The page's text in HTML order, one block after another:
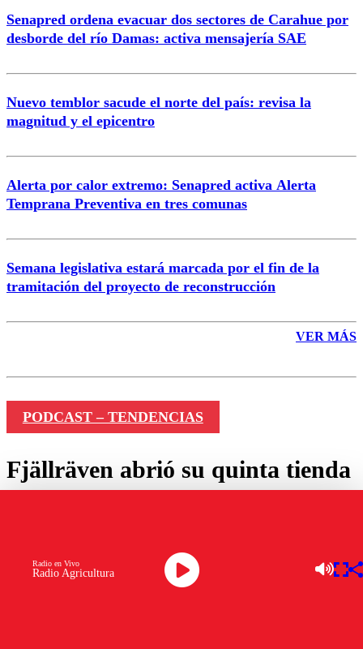
Correo
Senapred ordena evacuar dos sectores de Carahue por
desborde del río Damas: activa mensajería SAE
Nuevo temblor sacude el norte del país: revisa la
magnitud y el epicentro
Alerta por calor extremo: Senapred activa Alerta
Temprana Preventiva en tres comunas
Semana legislativa estará marcada por el fin de la
tramitación del proyecto de reconstrucción
VER MÁS
PODCAST – TENDENCIAS
Fjällräven abrió su quinta tienda
Radio Agricultura
Radio en Vivo